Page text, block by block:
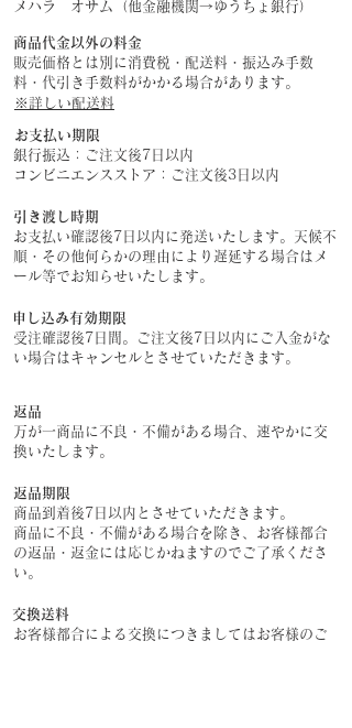
メハラ オサム（他金融機関→ゆうちょ銀行）
商品代金以外の料金
販売価格とは別に消費税・配送料・振込み手数
料・代引き手数料がかかる場合があります。
​※詳しい配送料
お支払い期限
銀行振込：ご注文後7日以内
​コンビニエンスストア：ご注文後3日以内
引き渡し時期
お支払い確認後7日以内に発送いたします。天候不
順・その他何らかの理由により遅延する場合はメ
ール等でお知らせいたします。
申し込み有効期限
受注確認後7日間。ご注文後7日以内にご入金がな
い場合はキャンセルとさせていただきます。
返品
万が一商品に不良・不備がある場合、速やかに交
換いたします。
返品期限
商品到着後7日以内とさせていただきます。
​商品に不良・不備がある場合を除き、お客様都合
の返品・返金には応じかねますのでご了承くださ
い。
交換送料
お客様都合による交換につきましてはお客様のご